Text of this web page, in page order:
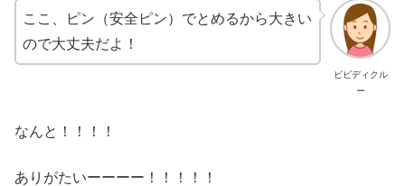
ビビディクル
ー
ここ、ピン（安全ピン）でとめるから大きい
ので大丈夫だよ！
なんと！！！！
ありがたいーーーー！！！！！